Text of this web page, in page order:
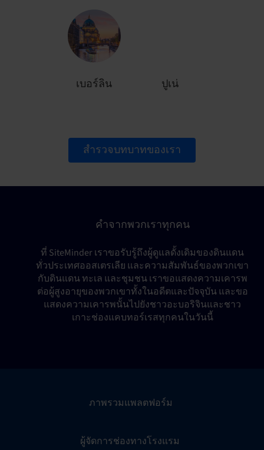
เบอร์ลิน ปูเน่
สำรวจบทบาทของเรา
คำจากพวกเราทุกคน
ที่ SiteMinder เราขอรับรู้ถึงผู้ดูแลดั้งเดิมของดินแดน
ทั่วประเทศออสเตรเลีย และความสัมพันธ์ของพวกเขา
กับดินแดน ทะเล และชุมชน เราขอแสดงความเคารพ
ต่อผู้สูงอายุของพวกเขาทั้งในอดีตและปัจจุบัน และขอ
แสดงความเคารพนั้นไปยังชาวอะบอริจินและชาว
เกาะช่องแคบทอร์เรสทุกคนในวันนี้
ภาพรวมแพลตฟอร์ม
ผู้จัดการช่องทางโรงแรม